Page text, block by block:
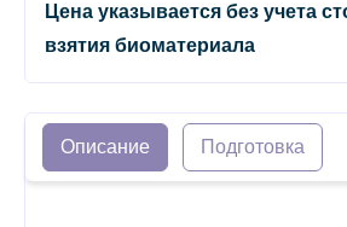
Цена указывается без учета
взятия биоматериала
Описание Подготовка